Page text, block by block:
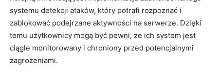
systemu detekcji ataków, ⁤który⁣ potrafi rozpoznać i ​
zablokować podejrzane aktywności na serwerze. Dzięki
temu użytkownicy ⁢mogą​ być‌ pewni, że ich ​system ​jest
ciągle‍ monitorowany i chroniony przed⁣ potencjalnymi‌
zagrożeniami.